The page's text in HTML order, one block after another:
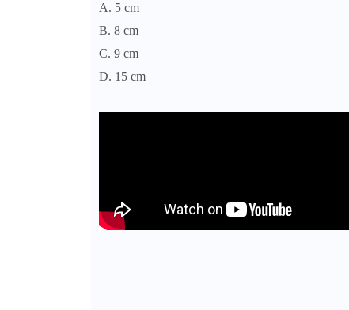
A. 5 cm
B. 8 cm
C. 9 cm
D. 15 cm